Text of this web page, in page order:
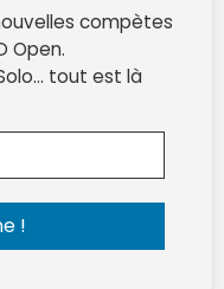
compètes
Open.
tout est là